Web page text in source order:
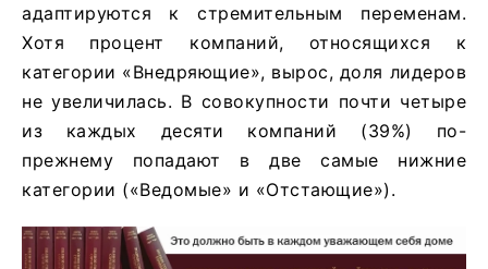
адаптируются к стремительным переменам.
Хотя процент компаний, относящихся к
категории «Внедряющие», вырос, доля лидеров
не увеличилась. В совокупности почти четыре
из каждых десяти компаний (39%) по-
прежнему попадают в две самые нижние
категории («Ведомые» и «Отстающие»).